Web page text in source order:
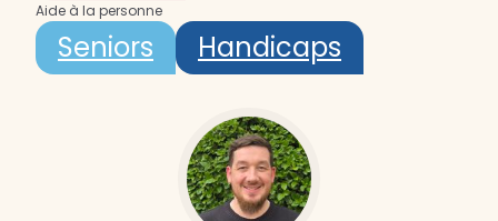
Aide à la personne
Seniors Handicaps